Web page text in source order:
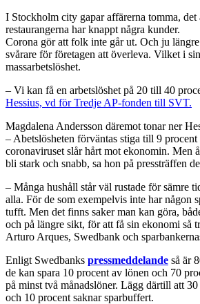
I Stockholm city gapar affärerna tomma,
restaurangerna har knappt några kunder.
Corona gör att folk inte går ut. Och ju
svårare för företagen att överleva. Vilket i
massarbetslöshet.
– Vi kan få en arbetslöshet på 20 till 40
Hessius, vd för Tredje AP-fonden till SVT.
Magdalena Andersson däremot tonar ner
– Abetslösheten förväntas stiga till 9
coronaviruset slår hårt mot ekonomin. Men
bli stark och snabb, sa hon på pressträffen
– Många hushåll står väl rustade för sämre
alla. För de som exempelvis inte har någon
tufft. Men det finns saker man kan göra,
och på längre sikt, för att få sin ekonomi så
Arturo Arques, Swedbank och
Enligt Swedbanks pressmeddelande så är
de kan spara 10 procent av lönen och 70
på minst två månadslöner. Lägg därtill att 30
och 10 procent saknar sparbuffert.